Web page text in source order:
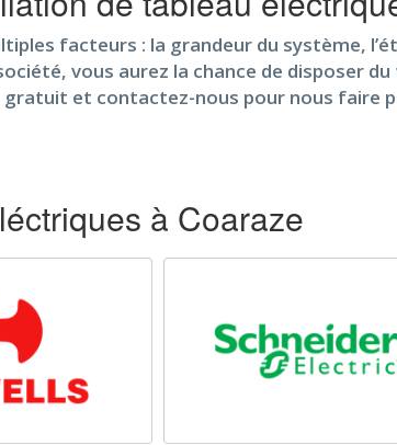
facteurs : la grandeur du système,
vous aurez la chance de disposer
et contactez-nous pour nous faire
à Coaraze